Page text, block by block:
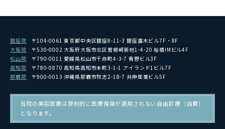
銀座院
〒104-0061 東京都中央区銀座8-11-3 銀座露木ビル7F・8F
大阪院
〒530-0002 大阪府大阪市北区曽根崎新地1-4-20 桜橋IMビル4F
松山院
〒790-0011 愛媛県松山市千舟町4-3-7 青野ビル3F
高知院
〒780-0870 高知県高知市本町3-1-1 アイランド1ビル7F
那覇院
〒900-0013 沖縄県那覇市牧志2-18-7 共伸産業ビル5F
当院の美容医療は原則的に医療保険が適用されない自由診療（自費）
となります。